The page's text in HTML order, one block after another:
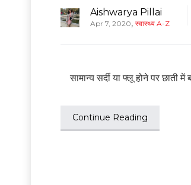
Aishwarya Pillai
Apr 7, 2020, स्वास्थ्य A-Z
सामान्य सर्दी या फ्लू होने पर
Continue Reading